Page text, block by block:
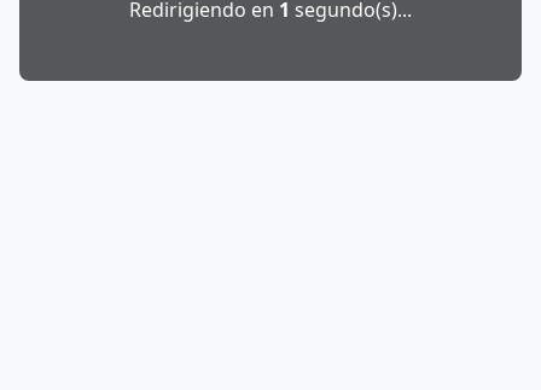
Redirigiendo en 1 segundo(s)...